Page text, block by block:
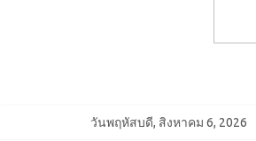
วันพฤหัสบดี, สิงหาคม 6, 2026